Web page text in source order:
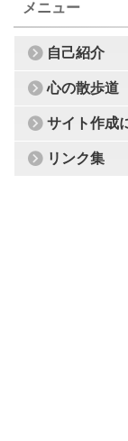
メニュー
自己紹介
心の散歩道
サイト作成
リンク集